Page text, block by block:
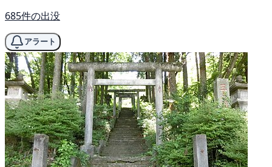
685件の出没
アラート